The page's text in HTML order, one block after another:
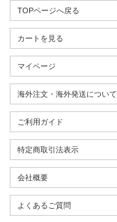
TOPページへ戻る
カートを見る
マイページ
海外注文・海外発送について
ご利用ガイド
特定商取引法表示
会社概要
よくあるご質問